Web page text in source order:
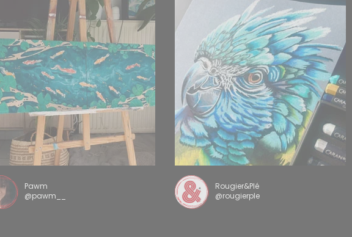
Pawm
@pawm__
Rougier&Plé
@rougierple